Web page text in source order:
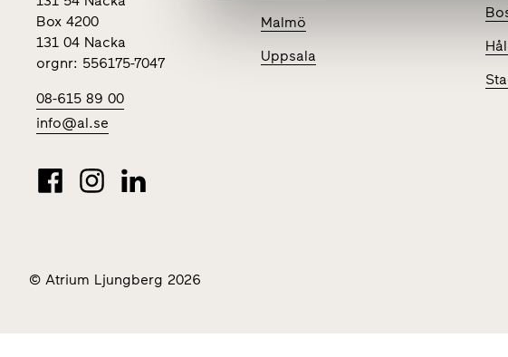
Box 4200
131 04 Nacka
orgnr: 556175-7047
08-615 89 00
info@al.se
Malmö
Uppsala
© Atrium Ljungberg 2026